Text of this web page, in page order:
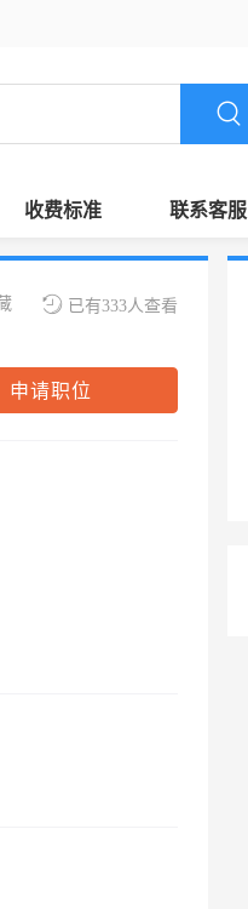
收费标准 联系客服
已有333人查看
申请职位